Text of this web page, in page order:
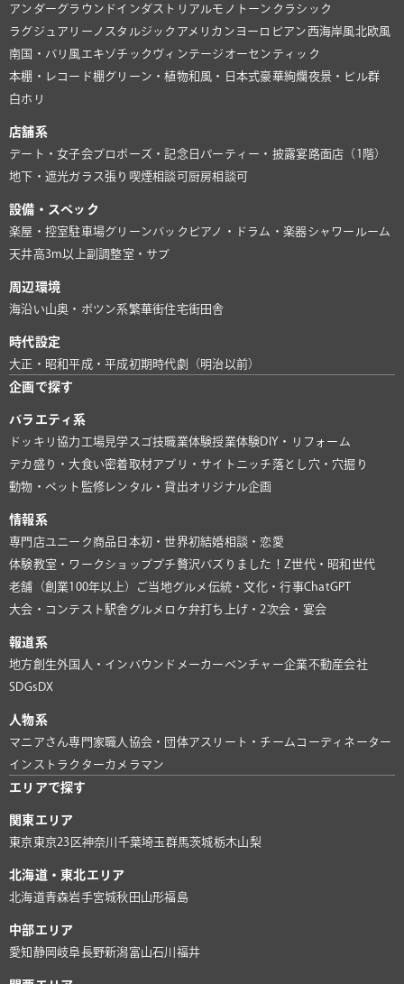
アンダーグラウンド インダストリアルモノトーン クラシック
ラグジュアリー ノスタルジック アメリカン ヨーロピアン 西海岸風北欧風
南国・バリ風 エキゾチック ヴィンテージ オーセンティック
本棚・レコード棚グリーン・植物和風・日本式豪華絢爛夜景・ビル群
白ホリ
店舗系
デート・女子会プロポーズ・記念日 パーティー・披露宴路面店（1階）
地下・遮光ガラス張り 喫煙相談可 厨房相談可
設備・スペック
楽屋・控室駐車場グリーンバック ピアノ・ドラム・楽器シャワールーム
天井高3m以上副調整室・サブ
周辺環境
海沿い山奥・ポツン系繁華街住宅街田舎
時代設定
大正・昭和平成・平成初期時代劇（明治以前）
企画で探す
バラエティ系
ドッキリ協力 工場見学 スゴ技職業体験授業体験 DIY・リフォーム
デカ盛り・大食い密着取材アプリ・サイト ニッチ落とし穴・穴掘り
動物・ペット 監修 レンタル・貸出オリジナル企画
情報系
専門店ユニーク商品 日本初・世界初結婚相談・恋愛
体験教室・ワークショッププチ贅沢バズりました！ Z世代・昭和世代
老舗（創業100年以上）
ご当地グルメ 伝統・文化・行事ChatGPT
大会・コンテスト 駅舎グルメ ロケ弁打ち上げ・2次会・宴会
報道系
地方創生外国人・インバウンド メーカー ベンチャー企業不動産会社
SDGs DX
人物系
マニアさん専門家 職人 協会・団体アスリート・チーム コーディネーター
インストラクターカメラマン
エリアで探す
関東エリア
東京 東京23区神奈川 千葉埼玉群馬茨城栃木山梨
北海道・東北エリア
北海道青森岩手宮城秋田 山形福島
中部エリア
愛知 静岡 岐阜長野新潟富山石川 福井